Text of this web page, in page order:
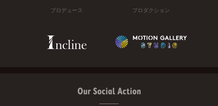
プロデュース プロダクション
Our Social Action